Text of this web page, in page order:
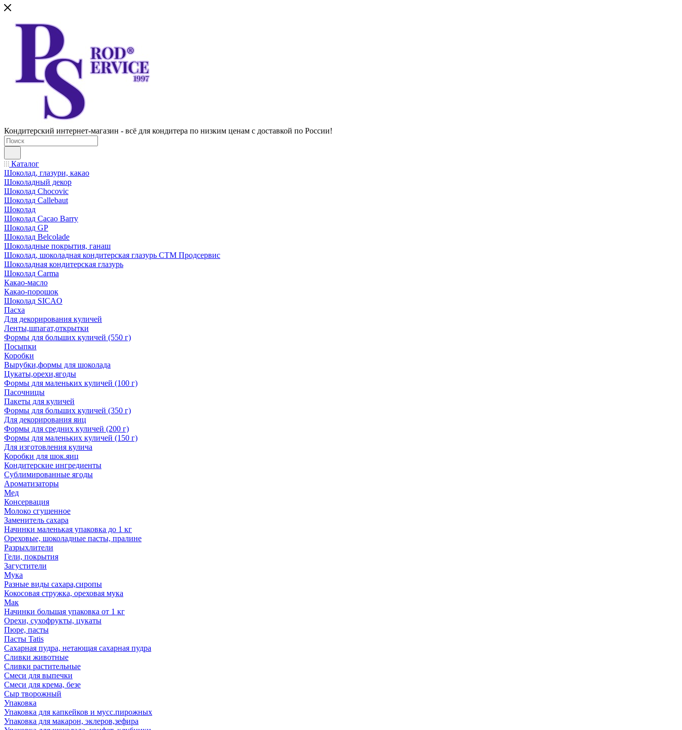
Кондитерский интернет-магазин - всё для кондитера по низким ценам с доставкой по России!
Каталог
Шоколад, глазури, какао
Шоколадный декор
Шоколад Chocovic
Шоколад Callebaut
Шоколад
Шоколад Cacao Barry
Шоколад GP
Шоколад Belcolade
Шоколадные покрытия, ганаш
Шоколад, шоколадная кондитерская глазурь СТМ Продсервис
Шоколадная кондитерская глазурь
Шоколад Carma
Какао-масло
Какао-порошок
Шоколад SICAO
Пасха
Для декорирования куличей
Ленты,шпагат,открытки
Формы для больших куличей (550 г)
Посыпки
Коробки
Вырубки,формы для шоколада
Цукаты,орехи,ягоды
Формы для маленьких куличей (100 г)
Пасочницы
Пакеты для куличей
Формы для больших куличей (350 г)
Для декорирования яиц
Формы для средних куличей (200 г)
Формы для маленьких куличей (150 г)
Для изготовления кулича
Коробки для шок.яиц
Кондитерские ингредиенты
Сублимированные ягоды
Ароматизаторы
Мед
Консервация
Молоко сгущенное
Заменитель сахара
Начинки маленькая упаковка до 1 кг
Ореховые, шоколадные пасты, пралине
Разрыхлители
Гели, покрытия
Загустители
Мука
Разные виды сахара,сиропы
Кокосовая стружка, ореховая мука
Мак
Начинки большая упаковка от 1 кг
Орехи, сухофрукты, цукаты
Пюре, пасты
Пасты Tatis
Сахарная пудра, нетающая сахарная пудра
Сливки животные
Сливки растительные
Смеси для выпечки
Смеси для крема, безе
Сыр творожный
Упаковка
Упаковка для капкейков и мусс.пирожных
Упаковка для макарон, эклеров,зефира